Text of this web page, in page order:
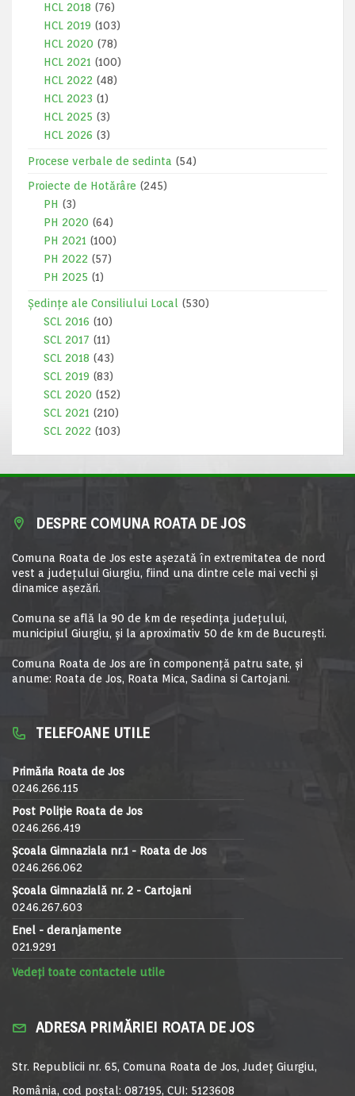
HCL 2018 (76)
HCL 2019 (103)
HCL 2020 (78)
HCL 2021 (100)
HCL 2022 (48)
HCL 2023 (1)
HCL 2025 (3)
HCL 2026 (3)
Procese verbale de sedinta (54)
Proiecte de Hotărâre (245)
PH (3)
PH 2020 (64)
PH 2021 (100)
PH 2022 (57)
PH 2025 (1)
Ședințe ale Consiliului Local
(530)
SCL 2016 (10)
SCL 2017 (11)
SCL 2018 (43)
SCL 2019 (83)
SCL 2020 (152)
SCL 2021 (210)
SCL 2022 (103)
DESPRE COMUNA ROATA DE JOS
Comuna Roata de Jos este aşezată în extremitatea de nord
vest a judeţului Giurgiu, fiind una dintre cele mai vechi şi
dinamice aşezări.
Comuna se află la 90 de km de reşedinţa judeţului,
municipiul Giurgiu, şi la aproximativ 50 de km de Bucureşti.
Comuna Roata de Jos are în componență patru sate, și
anume: Roata de Jos, Roata Mica, Sadina si Cartojani.
TELEFOANE UTILE
Primăria Roata de Jos
0246.266.115
Post Poliție Roata de Jos
0246.266.419
Școala Gimnaziala nr.1 - Roata de Jos
0246.266.062
Școala Gimnazială nr. 2 - Cartojani
0246.267.603
Enel - deranjamente
021.9291
Vedeți toate contactele utile
ADRESA PRIMĂRIEI ROATA DE JOS
Str. Republicii nr. 65, Comuna Roata de Jos, Județ Giurgiu,
România, cod poștal: 087195, CUI: 5123608